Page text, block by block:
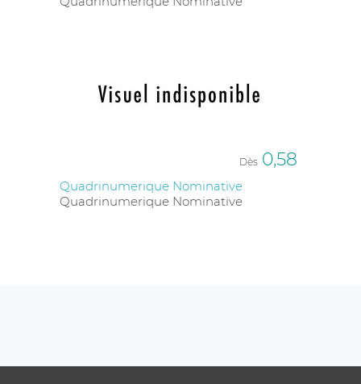
Dès 0,58
Quadrinumerique Nominative
Quadrinumerique Nominative